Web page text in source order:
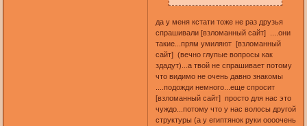
да у меня кстати тоже не раз друзья
спрашивали [взломанный сайт] ....они
такие...прям умиляют [взломанный
сайт] (вечно глупые вопросы как
здадут)...а твой не спрашивает потому
что видимо не очень давно знакомы
....подожди немного...еще спросит
[взломанный сайт] просто для нас это
чуждо...потому что у нас волосы другой
структуры (а у египтянок руки оооочень